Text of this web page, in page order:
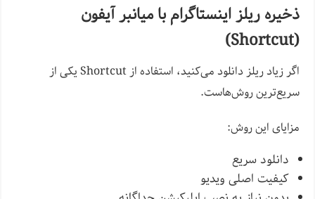
ذخیره ریلز اینستاگرام با میانبر آیفون
(Shortcut)
اگر زیاد ریلز دانلود می‌کنید، استفاده از Shortcut یکی از
سریع‌ترین روش‌هاست.
مزایای این روش:
دانلود سریع
کیفیت اصلی ویدیو